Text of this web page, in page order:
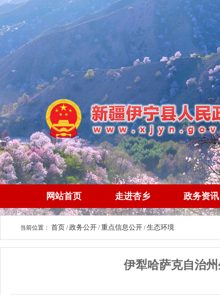
网站首页 走进杏乡 政务资讯
当前位置： 首页 /政务公开 /重点信息公开 /生态环境
伊犁哈萨克自治